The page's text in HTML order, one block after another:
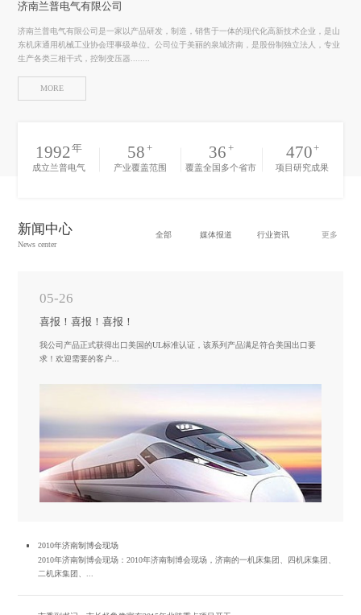
济南兰普电气有限公司
济南兰普电气有限公司是一家以产品研发，制造，销售于一体的现代化高新技术企业，是山
东机床通用机械工业协会理事级单位。公司位于美丽的泉城济南，是股份制独立法人，专业
生产各类三相干式，控制变压器........
MORE
1992年
成立兰普电气
58 +
产业覆盖范围
36 +
覆盖全国多个省市
470+
项目研究成果
新闻中心
News center
全部 媒体报道 行业资讯 更多
05-26
喜报！喜报！喜报！
我公司产品正式获得出口美国的UL标准认证，该系列产品满足符合美国出口要
求！欢迎需要的客户...
2010年济南制博会现场
2010年济南制博会现场：2010年济南制博会现场，济南的一机床集团、四机床集团、
二机床集团、...